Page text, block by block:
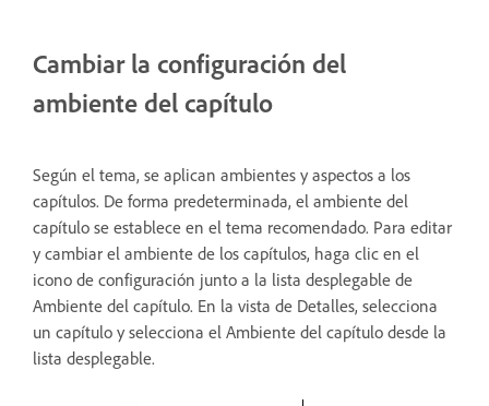
Cambiar la configuración del
ambiente del capítulo
Según el tema, se aplican ambientes y aspectos a los
capítulos. De forma predeterminada, el ambiente del
capítulo se establece en el tema recomendado. Para editar
y cambiar el ambiente de los capítulos, haga clic en el
icono de configuración junto a la lista desplegable de
Ambiente del capítulo. En la vista de Detalles, selecciona
un capítulo y selecciona el Ambiente del capítulo desde la
lista desplegable.